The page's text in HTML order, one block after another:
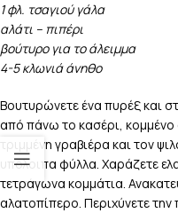
1 φλ. τσαγιού γάλα
αλάτι – πιπέρι
βούτυρο για το άλειμμα
4-5 κλωνιά άνηθο
Βουτυρώνετε ένα πυρέξ και
από πάνω το κασέρι, κομμένο
τριμμένη γραβιέρα και τον
υπόλοιπα φύλλα. Χαράζετε
τετράγωνα κομμάτια.
αλατοπίπερο. Περιχύνετε την